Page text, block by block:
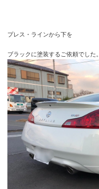
プレス・ラインから下を
ブラックに塗装するご依頼でした。